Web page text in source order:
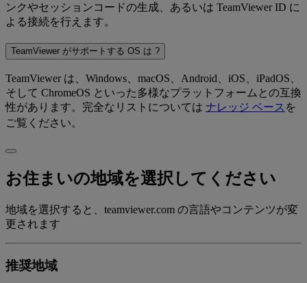
ンクやセッションコードの生成、あるいは TeamViewer ID に
よる接続を行えます。
TeamViewer がサポートする OS は ?
TeamViewer は、Windows、macOS、Android、iOS、iPadOS、
そして ChromeOS といった多様なプラットフォームとの互換
性があります。完全なリストについては ナレッジ ベース を
ご覧ください。
お住まいの地域を選択してください
地域を選択すると、teamviewer.com の言語やコンテンツが変
更されます
推奨地域